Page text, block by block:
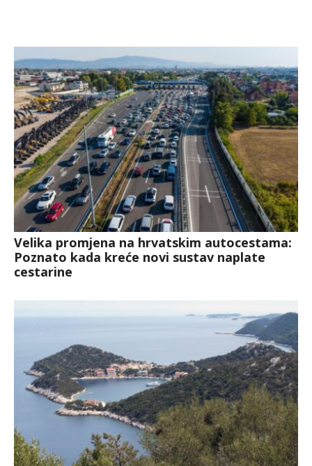
Velika promjena na hrvatskim autocestama:
Poznato kada kreće novi sustav naplate
cestarine